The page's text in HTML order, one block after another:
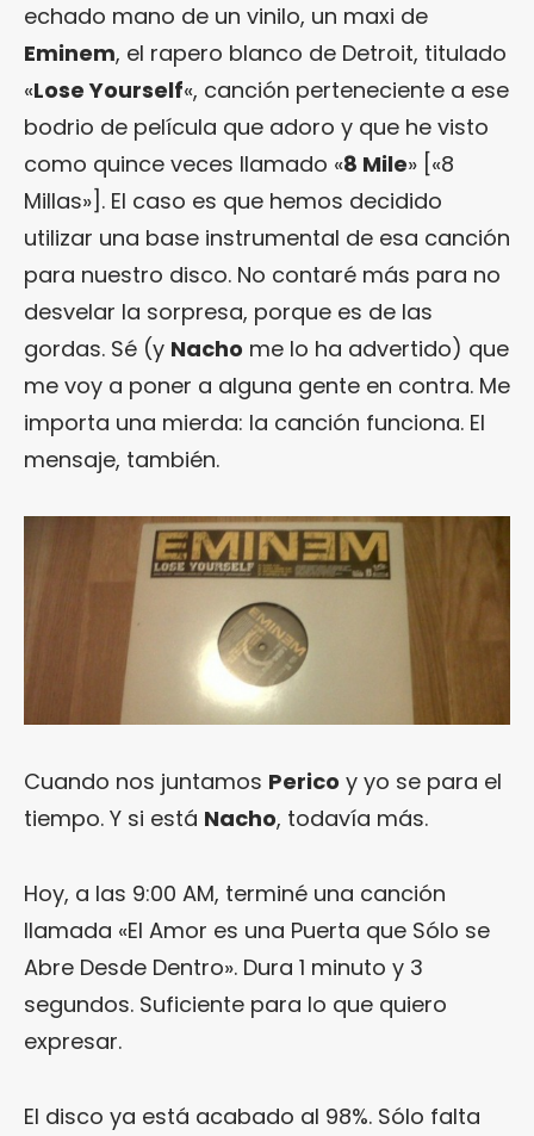
echado mano de un vinilo, un maxi de
Eminem, el rapero blanco de Detroit, titulado
«Lose Yourself«, canción perteneciente a ese
bodrio de película que adoro y que he visto
como quince veces llamado «8 Mile» [«8
Millas»]. El caso es que hemos decidido
utilizar una base instrumental de esa canción
para nuestro disco. No contaré más para no
desvelar la sorpresa, porque es de las
gordas. Sé (y Nacho me lo ha advertido) que
me voy a poner a alguna gente en contra. Me
importa una mierda: la canción funciona. El
mensaje, también.
Cuando nos juntamos Perico y yo se para el
tiempo. Y si está Nacho, todavía más.
Hoy, a las 9:00 AM, terminé una canción
llamada «El Amor es una Puerta que Sólo se
Abre Desde Dentro». Dura 1 minuto y 3
segundos. Suficiente para lo que quiero
expresar.
El disco ya está acabado al 98%. Sólo falta